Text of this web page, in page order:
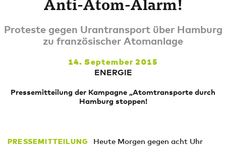
Proteste gegen Urantransport über Hamburg
zu französischer Atomanlage
14. September 2015
ENERGIE
Pressemitteilung der Kampagne „Atomtransporte durch
Hamburg stoppen!
PRESSEMITTEILUNG
Heute Morgen gegen acht Uhr